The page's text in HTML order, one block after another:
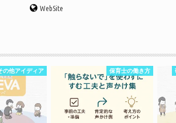
WebSite
の他アイディア 保育士の働き方